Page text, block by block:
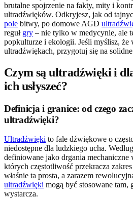
brutalne spojrzenie na fakty, mity i
ultradźwięków. Odkryjesz, jak od
pole bitwy, po domowe AGD
reguł gry – nie tylko w medycynie, ale
popkulturze i ekologii. Jeśli myślisz, że
ultradźwiękach, przygotuj się na
Czym są ultradźwięki i
ich usłyszeć?
Definicja i granice: od czego
ultradźwięki?
Ultradźwięki to fale dźwiękowe o
niedostępne dla ludzkiego ucha. Według
definiowane jako drgania mechaniczne
których częstotliwość przekracza
właśnie ta prosta, a zarazem
ultradźwięki mogą być stosowane
wystarcza.